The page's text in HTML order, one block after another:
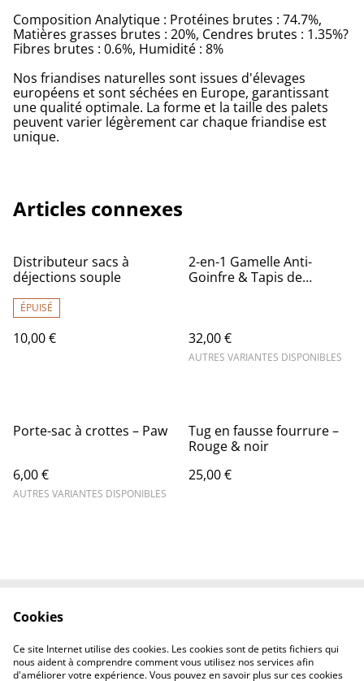
Composition Analytique : Protéines brutes : 74.7%,
Matières grasses brutes : 20%, Cendres brutes : 1.35%?
Fibres brutes : 0.6%, Humidité : 8%
Nos friandises naturelles sont issues d'élevages
européens et sont séchées en Europe, garantissant
une qualité optimale. La forme et la taille des palets
peuvent varier légèrement car chaque friandise est
unique.
Articles connexes
Distributeur sacs à
déjections souple
ÉPUISÉ
10,00 €
2-en-1 Gamelle Anti-
Goinfre & Tapis de
32,00 €
AUTRES VARIANTES DISPONIBLES
Porte-sac à crottes – Paw
6,00 €
AUTRES VARIANTES DISPONIBLES
Tug en fausse fourrure –
Rouge & noir
25,00 €
Politique de
confidentialité
Politique de cookies
Cookies
Ce site Internet utilise des cookies. Les cookies sont de petits fichiers qui
nous aident à comprendre comment vous utilisez nos services afin
d'améliorer votre expérience. Vous pouvez en savoir plus sur ces cookies